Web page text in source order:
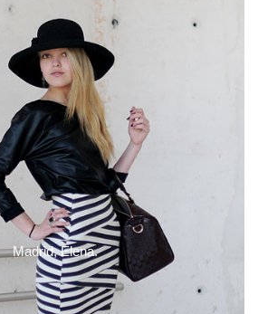
Madrid, Elena.